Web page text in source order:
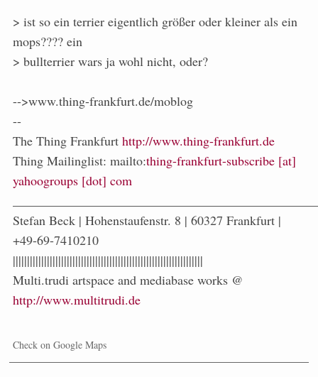
> ist so ein terrier eigentlich größer oder kleiner als ein
mops???? ein
> bullterrier wars ja wohl nicht, oder?
-->www.thing-frankfurt.de/moblog
--
The Thing Frankfurt http://www.thing-frankfurt.de
Thing Mailinglist: mailto:thing-frankfurt-subscribe [at]
yahoogroups [dot] com
Stefan Beck | Hohenstaufenstr. 8 | 60327 Frankfurt |
+49-69-7410210
|||||||||||||||||||||||||||||||||||||||||||||||||||||||||||||||||||
Multi.trudi artspace and mediabase works @
http://www.multitrudi.de
Check on Google Maps